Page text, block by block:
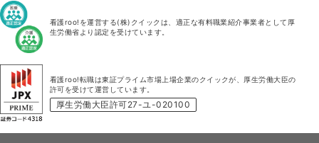
看護roo!を運営する(株)クイックは、適正な有料職業紹介事業者として厚
生労働省より認定を受けています。
看護roo!転職は東証プライム市場上場企業のクイックが、厚生労働大臣の
許可を受けて運営しています。
厚生労働大臣許可27-ユ-020100